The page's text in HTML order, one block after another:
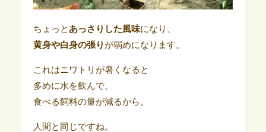
ちょっと あっさりした風味になり、
黄身や白身の張り が弱めになります。
これはニワトリが暑くなると
多めに水を飲んで、
食べる飼料の量が減るから。
人間と同じですね。